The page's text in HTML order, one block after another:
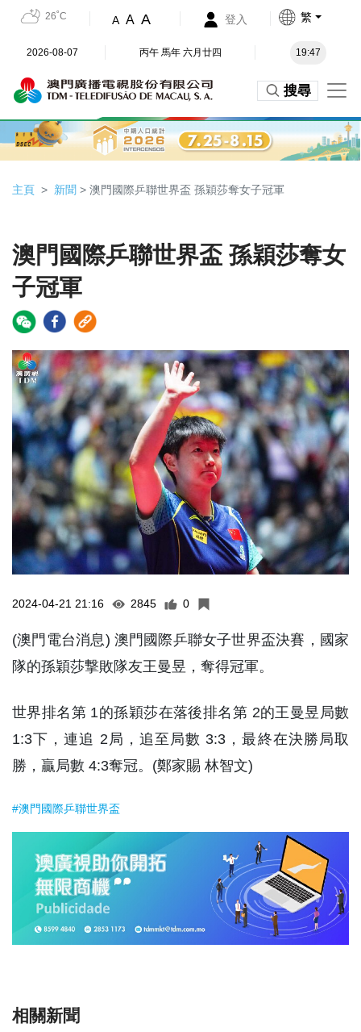
26˚C A A A 登入 繁
2026-08-07 丙午 馬年 六月廿四 19:47
搜尋
主頁 新聞 > 澳門國際乒聯世界盃 孫穎莎奪女子冠軍
澳門國際乒聯世界盃 孫穎莎奪女
子冠軍
2024-04-21 21:16 2845 0
(澳門電台消息) 澳門國際乒聯女子世界盃決賽，國家
隊的孫穎莎撃敗隊友王曼昱，奪得冠軍。
世界排名第 1的孫穎莎在落後排名第 2的王曼昱局數
1:3下，連追 2局，追至局數 3:3，最終在決勝局取
勝，贏局數 4:3奪冠。(鄭家賜 林智文)
#澳門國際乒聯世界盃
相關新聞